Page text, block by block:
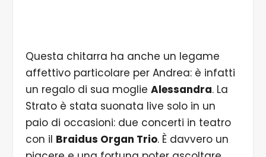
Questa chitarra ha anche un legame
affettivo particolare per Andrea: è infatti
un regalo di sua moglie Alessandra. La
Strato è stata suonata live solo in un
paio di occasioni: due concerti in teatro
con il Braidus Organ Trio. È davvero un